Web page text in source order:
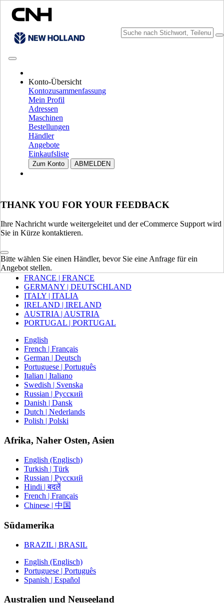
Konto-Übersicht
Kontozusammenfassung
Mein Profil
Adressen
Maschinen
Bestellungen
Händler
Angebote
Einkaufsliste
Zum Konto ABMELDEN
THANK YOU FOR YOUR FEEDBACK
Ihre Nachricht wurde weitergeleitet und der eCommerce Support wird
Sie in Kürze kontaktieren.
Bitte wählen Sie einen Händler, bevor Sie eine Anfrage für ein
Angebot stellen.
KATALOGE DURCHSUCHEN
MARKE UND SPRACHE WÄHLEN
Nordamerika
CANADA (English)
Mexico | México
VEREINIGTES KÖNIGREICH
SPAIN | ESPAÑA
FRANCE | FRANCE
GERMANY | DEUTSCHLAND
ITALY | ITALIA
IRELAND | IRELAND
AUSTRIA | AUSTRIA
PORTUGAL | PORTUGAL
English
French | Français
German | Deutsch
Portuguese | Português
Italian | Italiano
Swedish | Svenska
Russian | Русский
Danish | Dansk
Dutch | Nederlands
Polish | Polski
Afrika, Naher Osten, Asien
English (Englisch)
Turkish | Türk
Russian | Русский
Hindi | बदलें
French | Français
Chinese | 中国
Südamerika
BRAZIL | BRASIL
English (Englisch)
Portuguese | Português
Spanish | Español
Australien und Neuseeland